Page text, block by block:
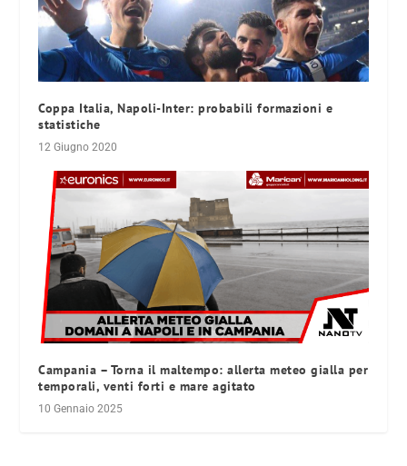
Coppa Italia, Napoli-Inter: probabili formazioni e
statistiche
12 Giugno 2020
Campania – Torna il maltempo: allerta meteo gialla per
temporali, venti forti e mare agitato
10 Gennaio 2025